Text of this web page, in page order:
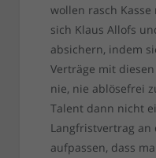
wollen rasch Kasse
sich Klaus Allofs
absichern, indem
Verträge mit
nie, nie ablösefrei
Talent dann nicht
Langfristvertrag an
aufpassen, dass